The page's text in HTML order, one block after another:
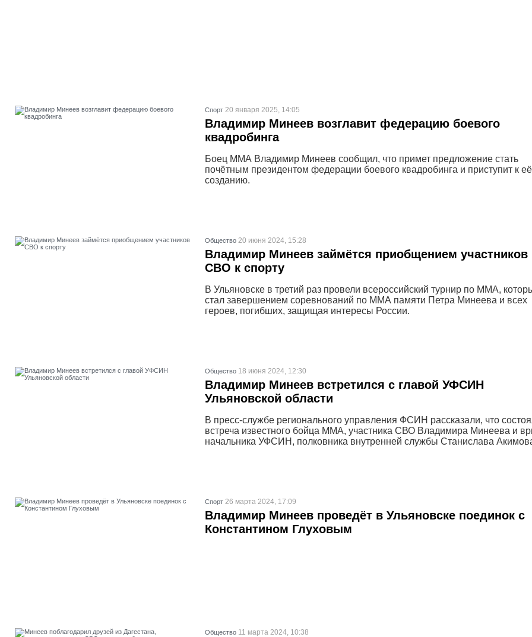
Спорт 20 января 2025, 14:05
Владимир Минеев возглавит федерацию боевого
квадробинга
Боец ММА Владимир Минеев сообщил, что примет предложение стать
почётным президентом федерации боевого квадробинга и приступит к её
созданию.
Общество 20 июня 2024, 15:28
Владимир Минеев займётся приобщением участников
СВО к спорту
В Ульяновске в третий раз провели всероссийский турнир по ММА,
стал завершением соревнований по ММА памяти Петра Минеева и всех
героев, погибших, защищая интересы России.
Общество 18 июня 2024, 12:30
Владимир Минеев встретился с главой УФСИН
Ульяновской области
В пресс-службе регионального управления ФСИН рассказали, что
встреча известного бойца ММА, участника СВО Владимира Минеева и
начальника УФСИН, полковника внутренней службы Станислава
Спорт 26 марта 2024, 17:09
Владимир Минеев проведёт в Ульяновске поединок с
Константином Глуховым
Общество 11 марта 2024, 10:38